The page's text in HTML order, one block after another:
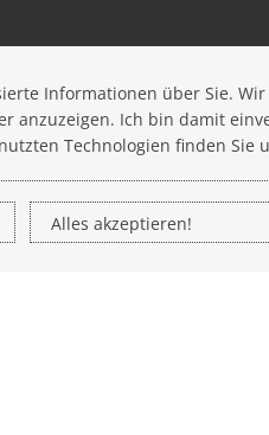
Informationen über Sie.
Ich bin damit
Technologien finden Sie
Alles akzeptieren!